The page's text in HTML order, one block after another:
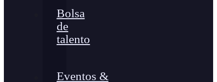
Bolsa
de
talento
Eventos &